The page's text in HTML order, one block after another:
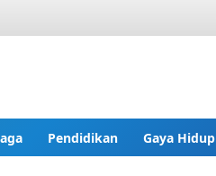
Pendidikan Gaya Hidup